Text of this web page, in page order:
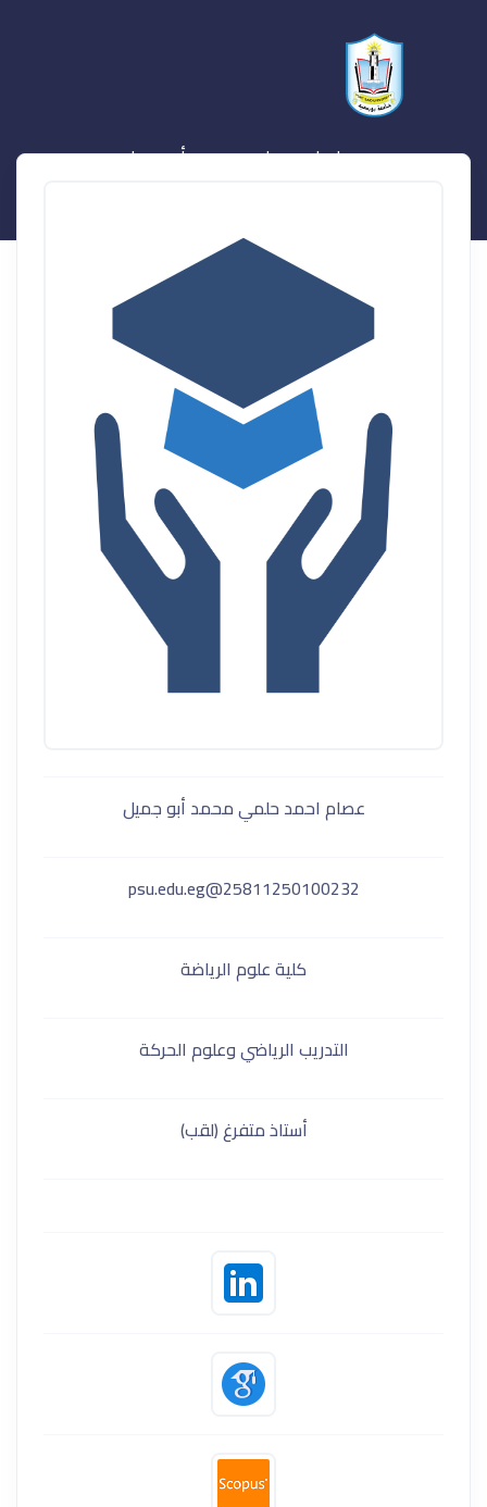
عصام احمد حلمي محمد أبو جميل
عصام احمد حلمي محمد أبو جميل
25811250100232@psu.edu.eg
كلية علوم الرياضة
التدريب الرياضي وعلوم الحركة
أستاذ متفرغ (لقب)